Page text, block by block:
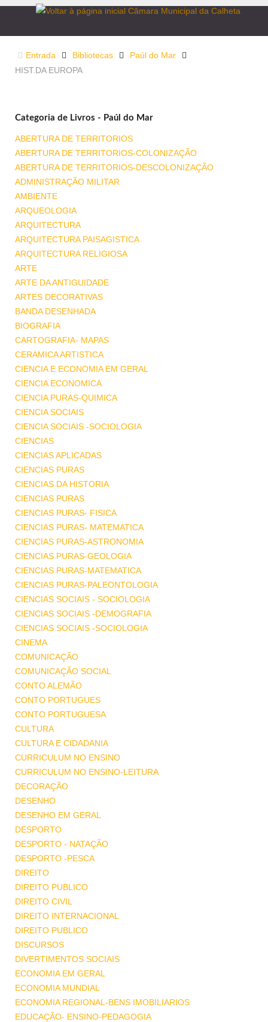
Entrada Bibliotecas
Paúl do Mar
HIST.DA EUROPA
Categoria de Livros - Paúl do Mar
ABERTURA DE TERRITORIOS
ABERTURA DE TERRITORIOS-COLONIZAÇÃO
ABERTURA DE TERRITORIOS-DESCOLONIZAÇÃO
ADMINISTRAÇÃO MILITAR
AMBIENTE
ARQUEOLOGIA
ARQUITECTURA
ARQUITECTURA PAISAGISTICA
ARQUITECTURA RELIGIOSA
ARTE
ARTE DA ANTIGUIDADE
ARTES DECORATIVAS
BANDA DESENHADA
BIOGRAFIA
CARTOGRAFIA- MAPAS
CERAMICA ARTISTICA
CIENCIA E ECONOMIA EM GERAL
CIENCIA ECONOMICA
CIENCIA PURAS-QUIMICA
CIENCIA SOCIAIS
CIENCIA SOCIAIS -SOCIOLOGIA
CIENCIAS
CIENCIAS APLICADAS
CIENCIAS PURAS
CIENCIAS DA HISTORIA
CIENCIAS PURAS
CIENCIAS PURAS- FISICA
CIENCIAS PURAS- MATEMATICA
CIENCIAS PURAS-ASTRONOMIA
CIENCIAS PURAS-GEOLOGIA
CIENCIAS PURAS-MATEMATICA
CIENCIAS PURAS-PALEONTOLOGIA
CIENCIAS SOCIAIS - SOCIOLOGIA
CIENCIAS SOCIAIS -DEMOGRAFIA
CIENCIAS SOCIAIS -SOCIOLOGIA
CINEMA
COMUNICAÇÃO
COMUNICAÇÃO SOCIAL
CONTO ALEMÃO
CONTO PORTUGUES
CONTO PORTUGUESA
CULTURA
CULTURA E CIDADANIA
CURRICULUM NO ENSINO
CURRICULUM NO ENSINO-LEITURA
DECORAÇÃO
DESENHO
DESENHO EM GERAL
DESPORTO
DESPORTO - NATAÇÃO
DESPORTO -PESCA
DIREITO
DIREITO PUBLICO
DIREITO CIVIL
DIREITO INTERNACIONAL
DIREITO PUBLICO
DISCURSOS
DIVERTIMENTOS SOCIAIS
ECONOMIA EM GERAL
ECONOMIA MUNDIAL
ECONOMIA REGIONAL-BENS IMOBILIARIOS
EDUCAÇÃO- ENSINO-PEDAGOGIA